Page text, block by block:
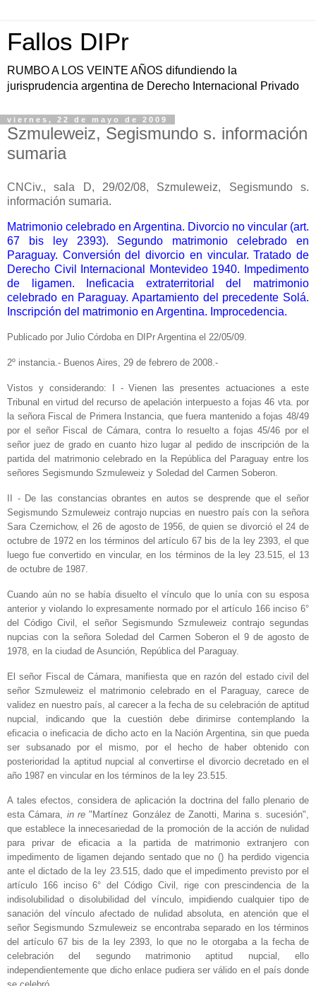
Fallos DIPr
RUMBO A LOS VEINTE AÑOS difundiendo la
jurisprudencia argentina de Derecho Internacional Privado
viernes, 22 de mayo de 2009
Szmuleweiz, Segismundo s. información
sumaria
CNCiv., sala D, 29/02/08, Szmuleweiz, Segismundo s.
información sumaria.
Matrimonio celebrado en Argentina. Divorcio no vincular (art.
67 bis ley 2393). Segundo matrimonio celebrado en
Paraguay. Conversión del divorcio en vincular. Tratado de
Derecho Civil Internacional Montevideo 1940. Impedimento
de ligamen. Ineficacia extraterritorial del matrimonio
celebrado en Paraguay. Apartamiento del precedente Solá.
Inscripción del matrimonio en Argentina. Improcedencia.
Publicado por Julio Córdoba en DIPr Argentina el 22/05/09.
2º instancia.- Buenos Aires, 29 de febrero de 2008.-
Vistos y considerando: I - Vienen las presentes actuaciones a este
Tribunal en virtud del recurso de apelación interpuesto a fojas 46 vta. por
la señora Fiscal de Primera Instancia, que fuera mantenido a fojas 48/49
por el señor Fiscal de Cámara, contra lo resuelto a fojas 45/46 por el
señor juez de grado en cuanto hizo lugar al pedido de inscripción de la
partida del matrimonio celebrado en la República del Paraguay entre los
señores Segismundo Szmuleweiz y Soledad del Carmen Soberon.
II - De las constancias obrantes en autos se desprende que el señor
Segismundo Szmuleweiz contrajo nupcias en nuestro país con la señora
Sara Czernichow, el 26 de agosto de 1956, de quien se divorció el 24 de
octubre de 1972 en los términos del artículo 67 bis de la ley 2393, el que
luego fue convertido en vincular, en los términos de la ley 23.515, el 13
de octubre de 1987.
Cuando aún no se había disuelto el vínculo que lo unía con su esposa
anterior y violando lo expresamente normado por el artículo 166 inciso 6°
del Código Civil, el señor Segismundo Szmuleweiz contrajo segundas
nupcias con la señora Soledad del Carmen Soberon el 9 de agosto de
1978, en la ciudad de Asunción, República del Paraguay.
El señor Fiscal de Cámara, manifiesta que en razón del estado civil del
señor Szmuleweiz el matrimonio celebrado en el Paraguay, carece de
validez en nuestro país, al carecer a la fecha de su celebración de aptitud
nupcial, indicando que la cuestión debe dirimirse contemplando la
eficacia o ineficacia de dicho acto en la Nación Argentina, sin que pueda
ser subsanado por el mismo, por el hecho de haber obtenido con
posterioridad la aptitud nupcial al convertirse el divorcio decretado en el
año 1987 en vincular en los términos de la ley 23.515.
A tales efectos, considera de aplicación la doctrina del fallo plenario de
esta Cámara, in re"Martínez González de Zanotti, Marina s. sucesión",
que establece la innecesariedad de la promoción de la acción de nulidad
para privar de eficacia a la partida de matrimonio extranjero con
impedimento de ligamen dejando sentado que no () ha perdido vigencia
ante el dictado de la ley 23.515, dado que el impedimento previsto por el
artículo 166 inciso 6° del Código Civil, rige con prescindencia de la
indisolubilidad o disolubilidad del vínculo, impidiendo cualquier tipo de
sanación del vínculo afectado de nulidad absoluta, en atención que el
señor Segismundo Szmuleweiz se encontraba separado en los términos
del artículo 67 bis de la ley 2393, lo que no le otorgaba a la fecha de
celebración del segundo matrimonio aptitud nupcial, ello
independientemente que dicho enlace pudiera ser válido en el país donde